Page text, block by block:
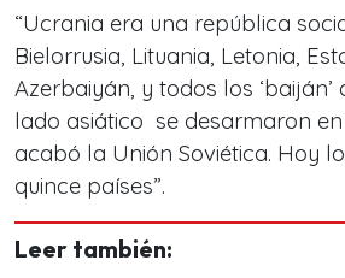
“Ucrania era una república
Bielorrusia, Lituania, Letonia,
Azerbaiyán, y todos los ‘baiján’
lado asiático se desarmaron en
acabó la Unión Soviética. Hoy
quince países”.
Leer también: